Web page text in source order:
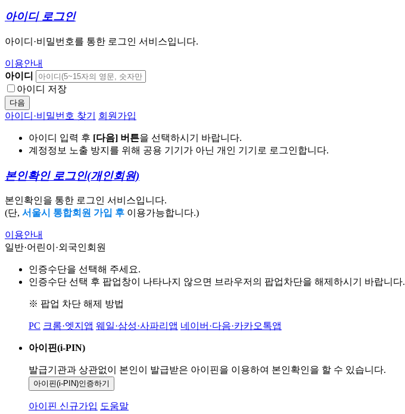
아이디 로그인
아이디·비밀번호를 통한 로그인 서비스입니다.
이용안내
아이디
아이디 저장
다음
아이디·비밀번호 찾기 회원가입
아이디 입력 후 [다음] 버튼을 선택하시기 바랍니다.
계정정보 노출 방지를 위해 공용 기기가 아닌 개인 기기로 로그인합니다.
본인확인 로그인(개인회원)
본인확인을 통한 로그인 서비스입니다.
(단, 서울시 통합회원 가입 후 이용가능합니다.)
이용안내
일반·어린이·외국인회원
인증수단을 선택해 주세요.
인증수단 선택 후 팝업창이 나타나지 않으면 브라우저의 팝업차단을 해제하시기 바랍니다.
※ 팝업 차단 해제 방법
PC 크롬·엣지앱 웨일·삼성·사파리앱 네이버·다음·카카오톡앱
아이핀(i-PIN)
발급기관과 상관없이 본인이 발급받은 아이핀을 이용하여 본인확인을 할 수 있습니다.
아이핀(i-PIN)인증하기
아이핀 신규가입 도움말